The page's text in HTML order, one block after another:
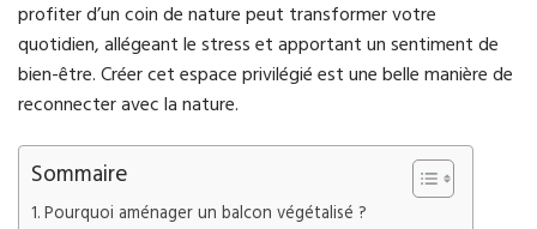
profiter d’un coin de nature peut transformer votre
quotidien, allégeant le stress et apportant un sentiment de
bien-être. Créer cet espace privilégié est une belle manière de
reconnecter avec la nature.
Sommaire
Pourquoi aménager un balcon végétalisé ?